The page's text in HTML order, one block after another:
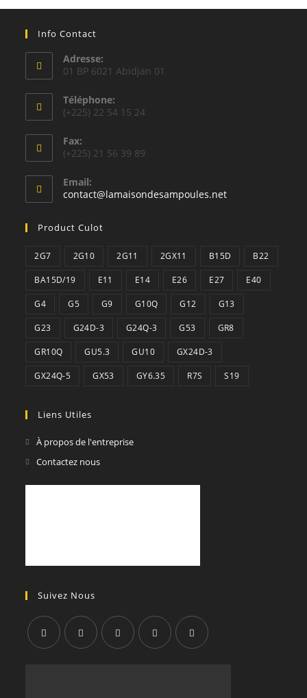
Info Contact
Adresse:
01 BP 6021 Abidjan 01
Téléphone:
(+225) 22 54 15 24
Fax:
(+225) 21 56 39 89
Email:
contact@lamaisondesampoules.netS’ouvre
Product Culot
2G7 2G10 2G11 2GX11 B15D B22
BA15D/19 E11 E14 E26 E27 E40
G4 G5 G9 G10Q G12 G13
G23 G24D-3 G24Q-3 G53 GR8
GR10Q GU5.3 GU10 GX24D-3
GX24Q-5 GX53 GY6.35 R7S S19
Liens Utiles
À propos de l'entreprise
Contactez nous
Suivez Nous